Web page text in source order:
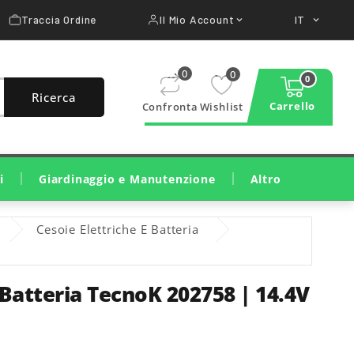
Traccia Ordine Il Mio Account IT
Ricerca

Confronta
0 
Wishlist
0 0
Carrello
Giardinaggio e Manutenzione Altro
Cesoie Elettriche E Batteria
TecnoK 202758 | 14.4V